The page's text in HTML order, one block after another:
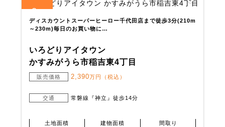
2
ディスカウントスーパーヒーロー千代田店まで徒歩3分(210m
～230m)毎日のお買い物に…
いろどりアイタウン
かすみがうら市稲吉東4丁目
販売価格 2,390万円（税込）
交通 常磐線『神立』徒歩14分
土地面積
建物面積
間取り